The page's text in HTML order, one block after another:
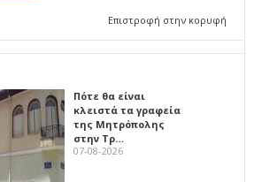
Επιστροφή στην κορυφή
Πότε θα είναι
κλειστά τα γραφεία
της Μητρόπολης
στην Τρ…
07-08-2026